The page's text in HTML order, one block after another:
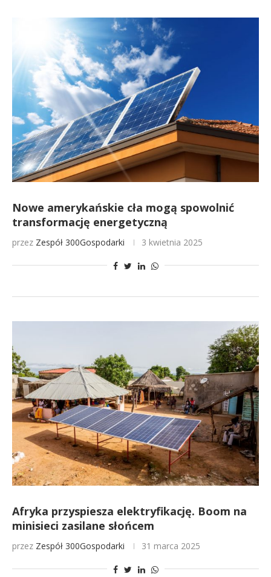
Nowe amerykańskie cła mogą spowolnić
transformację energetyczną
przez Zespół 300Gospodarki 3 kwietnia 2025
Afryka przyspiesza elektryfikację. Boom na
minisieci zasilane słońcem
przez Zespół 300Gospodarki 31 marca 2025